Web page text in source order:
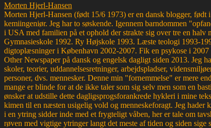
Morten Hjerl-Hansen
Morten Hjerl-Hansen (født 15/6 1973) er en dansk blogger,
kemiingeniør. Jeg har to søskende. Igennem barndommen
i USA med familien på et ophold der strakte sig over tre en halv
Gymnasieskole 1992. Ry Højskole 1993. Læste teologi 1993-
digtoplæsninger i København 2002-2007. Fik en psykose i
Other Newspaper på dansk og engelsk dagligt siden 2013. Jeg
skoler, teorier, uddannelsesretninger, arbejdspladser,
personer, dvs. mennesker. Denne min "fornemmelse" er mere
mange er blinde for at de ikke taler som sig selv men som en
ønsker at udstille dette dagligsprogsforankrede hykleri i mine
kimen til en næsten usigelig vold og menneskeforagt. Jeg hader
i en ytring sidder inde med et frygteligt våben, her er tale om
røven med vigtige ytringer langt det meste af tiden og siden